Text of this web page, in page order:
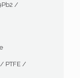
/
/ PTFE /